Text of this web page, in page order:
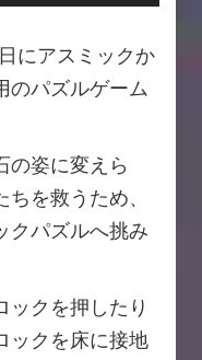
にアスミックか
のパズルゲーム
の姿に変えら
を救うため、
クパズルへ挑み
ックを押したり
ックを床に接地